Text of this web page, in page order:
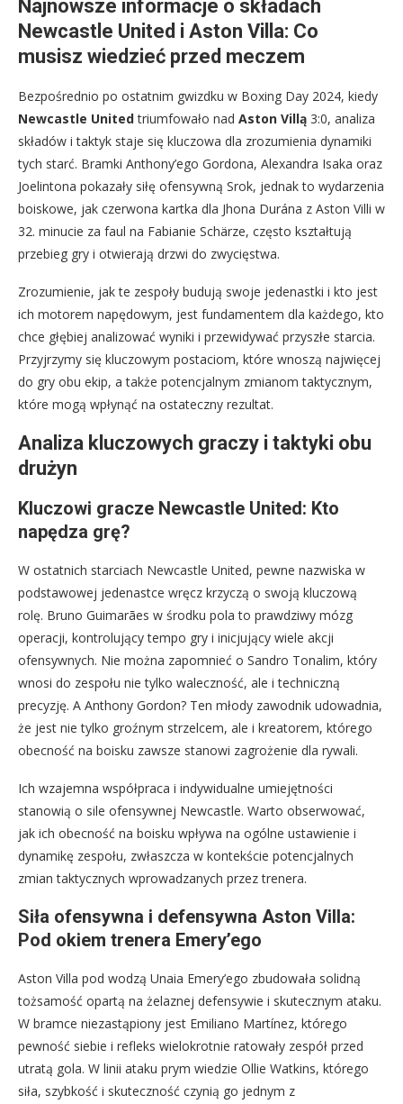
Najnowsze informacje o składach
Newcastle United i Aston Villa: Co
musisz wiedzieć przed meczem
Bezpośrednio po ostatnim gwizdku w Boxing Day 2024, kiedy
Newcastle Unitedtriumfowało nad Aston Villą 3:0, analiza
składów i taktyk staje się kluczowa dla zrozumienia dynamiki
tych starć. Bramki Anthony’ego Gordona, Alexandra Isaka oraz
Joelintona pokazały siłę ofensywną Srok, jednak to wydarzenia
boiskowe, jak czerwona kartka dla Jhona Durána z Aston Villi w
32. minucie za faul na Fabianie Schärze, często kształtują
przebieg gry i otwierają drzwi do zwycięstwa.
Zrozumienie, jak te zespoły budują swoje jedenastki i kto jest
ich motorem napędowym, jest fundamentem dla każdego, kto
chce głębiej analizować wyniki i przewidywać przyszłe starcia.
Przyjrzymy się kluczowym postaciom, które wnoszą najwięcej
do gry obu ekip, a także potencjalnym zmianom taktycznym,
które mogą wpłynąć na ostateczny rezultat.
Analiza kluczowych graczy i taktyki obu
drużyn
Kluczowi gracze Newcastle United: Kto
napędza grę?
W ostatnich starciach Newcastle United, pewne nazwiska w
podstawowej jedenastce wręcz krzyczą o swoją kluczową
rolę. Bruno Guimarães w środku pola to prawdziwy mózg
operacji, kontrolujący tempo gry i inicjujący wiele akcji
ofensywnych. Nie można zapomnieć o Sandro Tonalim, który
wnosi do zespołu nie tylko waleczność, ale i techniczną
precyzję. A Anthony Gordon? Ten młody zawodnik udowadnia,
że jest nie tylko groźnym strzelcem, ale i kreatorem, którego
obecność na boisku zawsze stanowi zagrożenie dla rywali.
Ich wzajemna współpraca i indywidualne umiejętności
stanowią o sile ofensywnej Newcastle. Warto obserwować,
jak ich obecność na boisku wpływa na ogólne ustawienie i
dynamikę zespołu, zwłaszcza w kontekście potencjalnych
zmian taktycznych wprowadzanych przez trenera.
Siła ofensywna i defensywna Aston Villa:
Pod okiem trenera Emery’ego
Aston Villa pod wodzą Unaia Emery’ego zbudowała solidną
tożsamość opartą na żelaznej defensywie i skutecznym ataku.
W bramce niezastąpiony jest Emiliano Martínez, którego
pewność siebie i refleks wielokrotnie ratowały zespół przed
utratą gola. W linii ataku prym wiedzie Ollie Watkins, którego
siła, szybkość i skuteczność czynią go jednym z